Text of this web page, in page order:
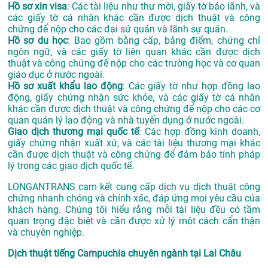
Hồ sơ xin visa: Các tài liệu như thư mời, giấy tờ bảo lãnh, và
các giấy tờ cá nhân khác cần được dịch thuật và công
chứng để nộp cho các đại sứ quán và lãnh sự quán.
Hồ sơ du học: Bao gồm bằng cấp, bảng điểm, chứng chỉ
ngôn ngữ, và các giấy tờ liên quan khác cần được dịch
thuật và công chứng để nộp cho các trường học và cơ quan
giáo dục ở nước ngoài.
Hồ sơ xuất khẩu lao động: Các giấy tờ như hợp đồng lao
động, giấy chứng nhận sức khỏe, và các giấy tờ cá nhân
khác cần được dịch thuật và công chứng để nộp cho các cơ
quan quản lý lao động và nhà tuyển dụng ở nước ngoài.
Giao dịch thương mại quốc tế: Các hợp đồng kinh doanh,
giấy chứng nhận xuất xứ, và các tài liệu thương mại khác
cần được dịch thuật và công chứng để đảm bảo tính pháp
lý trong các giao dịch quốc tế.
LONGANTRANS cam kết cung cấp dịch vụ dịch thuật công
chứng nhanh chóng và chính xác, đáp ứng mọi yêu cầu của
khách hàng. Chúng tôi hiểu rằng mỗi tài liệu đều có tầm
quan trọng đặc biệt và cần được xử lý một cách cẩn thận
và chuyên nghiệp.
Dịch thuật tiếng Campuchia chuyên ngành tại Lai Châu